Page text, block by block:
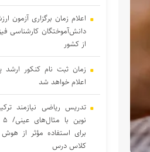
اعلام زمان برگزاری آزمون
دانش‌آموختگان کارشناسی
از کشور
اعلام خواهد شد
تدریس ریاضی نیازمند
برای استفاده مؤثر از
کلاس درس